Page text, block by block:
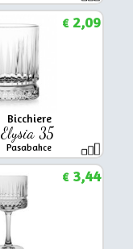
Bicchiere
Elysia 35
Pasabahce
€2,09
€3,44